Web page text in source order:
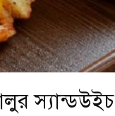
স্যান্ডউইচ